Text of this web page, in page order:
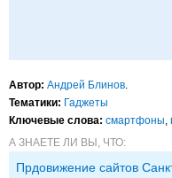
Автор: Андрей Блинов.
Тематики: Гаджеты
Ключевые слова: смартфоны,
А ЗНАЕТЕ ЛИ ВЫ, ЧТО:
Прдовижение сайтов